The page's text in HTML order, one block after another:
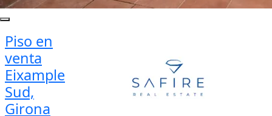
Piso en
venta
Eixample
Sud,
Girona